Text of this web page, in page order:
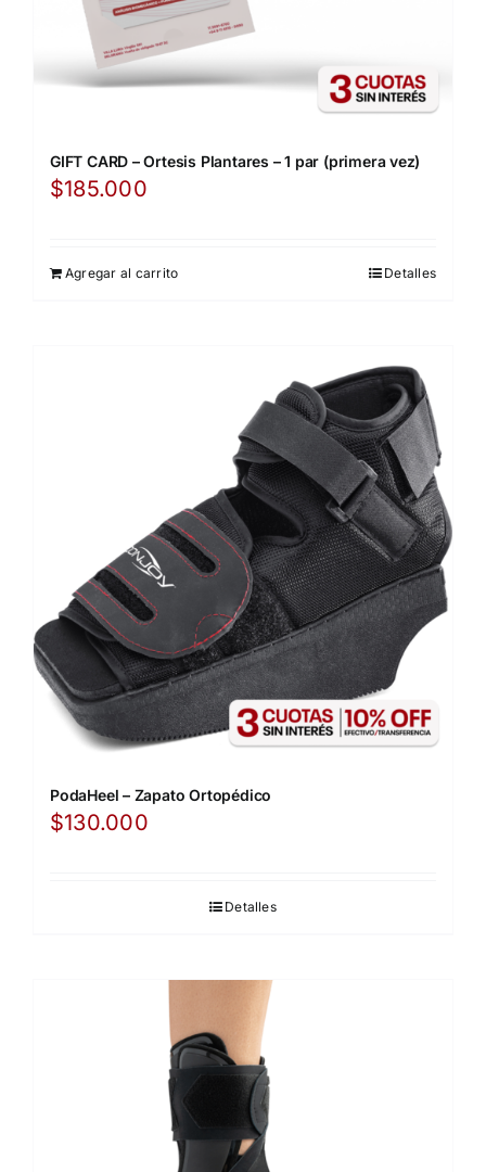
GIFT CARD – Ortesis Plantares – 1 par (primera vez)
$185.000
Agregar al carrito Detalles
PodaHeel – Zapato Ortopédico
$130.000
Detalles